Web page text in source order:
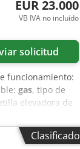
EUR 23.000
VB IVA no incluído
solicitud
funcionamiento:
gas, tipo de
elevadora de
mástil: Triplex
Clasificado